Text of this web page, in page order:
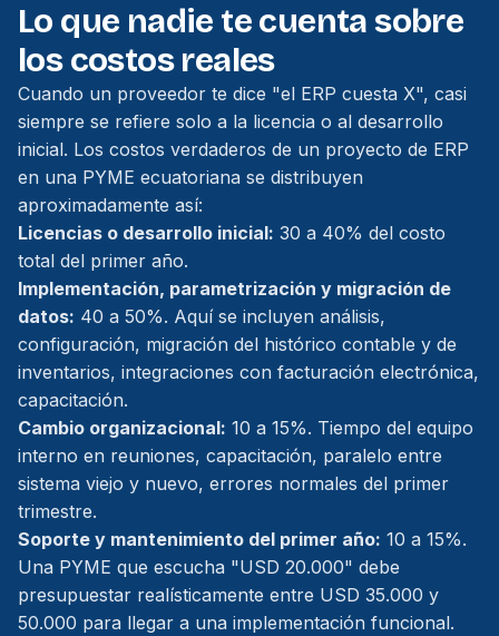
Lo que nadie te cuenta sobre
los costos reales
Cuando un proveedor te dice "el ERP cuesta X", casi
siempre se refiere solo a la licencia o al desarrollo
inicial. Los costos verdaderos de un proyecto de ERP
en una PYME ecuatoriana se distribuyen
aproximadamente así:
Licencias o desarrollo inicial: 30 a 40% del costo
total del primer año.
Implementación, parametrización y migración de
datos: 40 a 50%. Aquí se incluyen análisis,
configuración, migración del histórico contable y de
inventarios, integraciones con facturación electrónica,
capacitación.
Cambio organizacional: 10 a 15%. Tiempo del equipo
interno en reuniones, capacitación, paralelo entre
sistema viejo y nuevo, errores normales del primer
trimestre.
Soporte y mantenimiento del primer año: 10 a 15%.
Una PYME que escucha "USD 20.000" debe
presupuestar realísticamente entre USD 35.000 y
50.000 para llegar a una implementación funcional.